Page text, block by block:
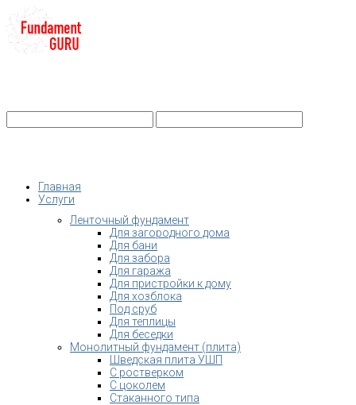
Главная
Услуги
Ленточный фундамент
Для загородного дома
Для бани
Для забора
Для гаража
Для пристройки к дому
Для хозблока
Под сруб
Для теплицы
Для беседки
Монолитный фундамент (плита)
Шведская плита УШП
С ростверком
С цоколем
Стаканного типа